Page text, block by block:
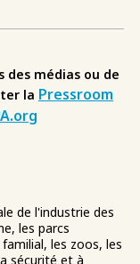
des médias ou de
la Pressroom
de l'industrie des
les parcs
les zoos, les
sécurité et à